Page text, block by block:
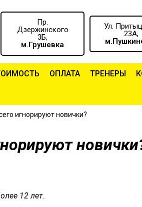
Пр.
Дзержинского
3Б,
м.Грушевка
Ул.
23А,
ОПЛАТА ТРЕНЕРЫ
игнорируют новички?
12 лет.